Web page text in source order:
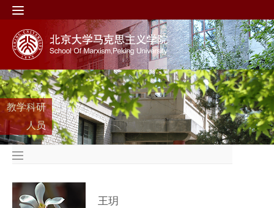
教学科研
人员
王玥